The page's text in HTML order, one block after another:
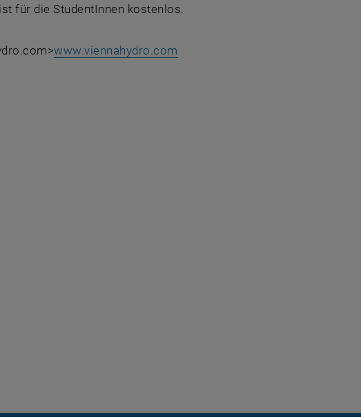
für die StudentInnen kostenlos.
www.viennahydro.com